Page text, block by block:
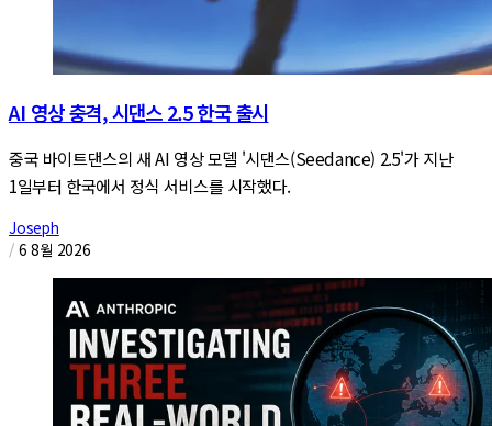
AI 영상 충격, 시댄스 2.5 한국 출시
중국 바이트댄스의 새 AI 영상 모델 '시댄스(Seedance) 2.5'가 지난
1일부터 한국에서 정식 서비스를 시작했다.
Joseph
/ 6 8월 2026